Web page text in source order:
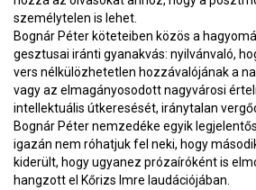
személytelen is lehet.
Bognár Péter köteteiben közös a
gesztusai iránti gyanakvás: nyilvánvaló,
vers nélkülözhetetlen hozzávalójának a
vagy az elmagányosodott nagyvárosi
intellektuális útkeresését, iránytalan
Bognár Péter nemzedéke egyik
igazán nem róhatjuk fel neki, hogy
kiderült, hogy ugyanez prózaíróként is
hangzott el Kőrizs Imre laudációjában.